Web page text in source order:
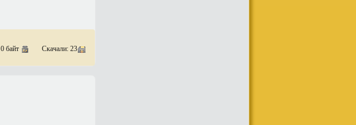
0 байт Скачали: 23